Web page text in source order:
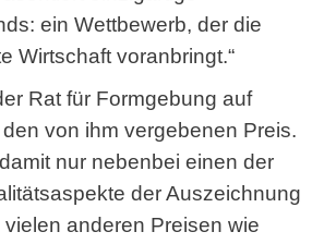
ein Wettbewerb, der die
Wirtschaft voranbringt.“
Rat für Formgebung auf
den von ihm vergebenen Preis.
nur nebenbei einen der
der Auszeichnung
anderen Preisen wie